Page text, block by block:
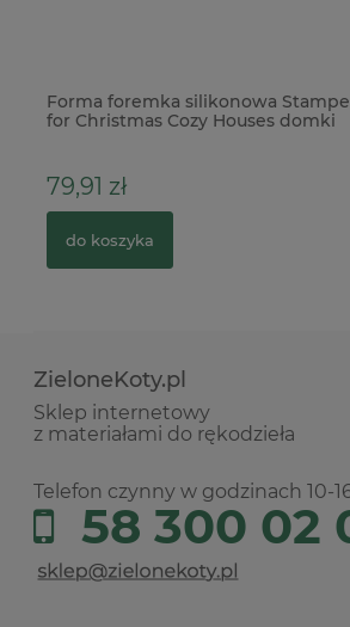
Forma foremka silikonowa
for Christmas Cozy Houses domki
79,91 zł
do koszyka
ZieloneKoty.pl
Sklep internetowy
z materiałami do rękodzieła
Telefon czynny w godzinach 10-
58 300 02